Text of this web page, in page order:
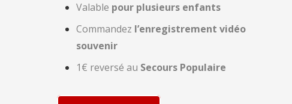
Valable pour plusieurs enfants
Commandez l’enregistrement vidéo
souvenir
1€ reversé au Secours Populaire